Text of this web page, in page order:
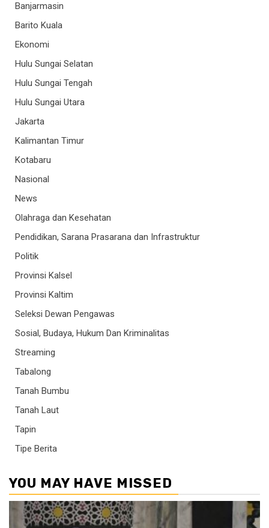
Banjarmasin
Barito Kuala
Ekonomi
Hulu Sungai Selatan
Hulu Sungai Tengah
Hulu Sungai Utara
Jakarta
Kalimantan Timur
Kotabaru
Nasional
News
Olahraga dan Kesehatan
Pendidikan, Sarana Prasarana dan Infrastruktur
Politik
Provinsi Kalsel
Provinsi Kaltim
Seleksi Dewan Pengawas
Sosial, Budaya, Hukum Dan Kriminalitas
Streaming
Tabalong
Tanah Bumbu
Tanah Laut
Tapin
Tipe Berita
YOU MAY HAVE MISSED